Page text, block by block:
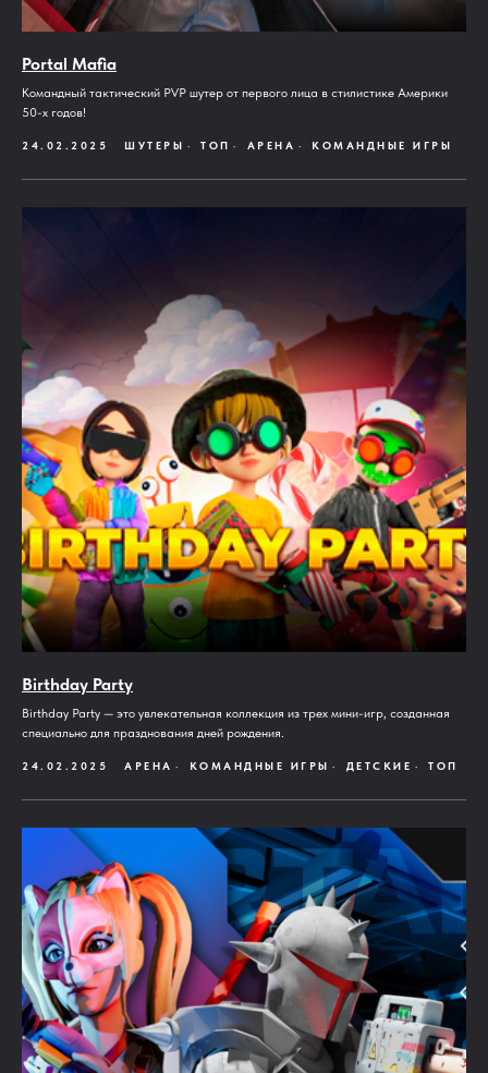
Portal Mafia
Командный тактический PVP шутер от первого лица в стилистике Америки
50-х годов!
24.02.2025 ШУТЕРЫ ТОП АРЕНА КОМАНДНЫЕ ИГРЫ
Birthday Party
Birthday Party — это увлекательная коллекция из трех мини-игр, созданная
специально для празднования дней рождения.
24.02.2025 АРЕНА КОМАНДНЫЕ ИГРЫ ДЕТСКИЕ ТОП